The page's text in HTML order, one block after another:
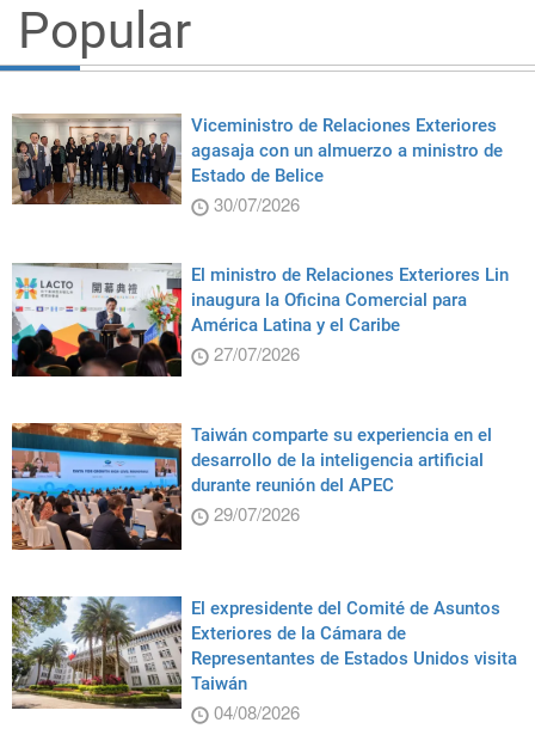
Popular
Viceministro de Relaciones Exteriores
agasaja con un almuerzo a ministro de
Estado de Belice
30/07/2026
El ministro de Relaciones Exteriores Lin
inaugura la Oficina Comercial para
América Latina y el Caribe
27/07/2026
Taiwán comparte su experiencia en el
desarrollo de la inteligencia artificial
durante reunión del APEC
29/07/2026
El expresidente del Comité de Asuntos
Exteriores de la Cámara de
Representantes de Estados Unidos visita
Taiwán
04/08/2026